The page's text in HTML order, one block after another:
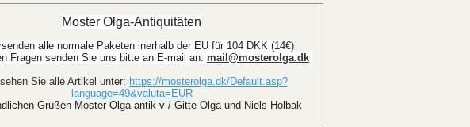
Moster Olga-Antiquitäten
alle normale Paketen inerhalb der EU für 104 DKK (14€)
Fragen senden Sie uns bitte an E-mail an: mail@mosterolga.dk
Sie alle Artikel unter: https://mosterolga.dk/Default.asp?
language=49&valuta=EUR
Grüßen Moster Olga antik v / Gitte Olga und Niels Holbak